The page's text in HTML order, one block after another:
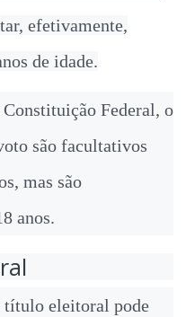
efetivamente,
de idade.
Federal, o
são facultativos
mas são
anos.
eleitoral pode